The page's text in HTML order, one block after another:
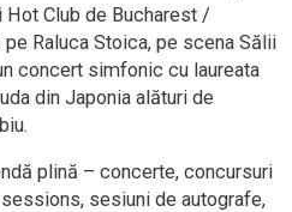
Hot Club de Bucharest /
Raluca Stoica, pe scena Sălii
concert simfonic cu laureata
din Japonia alături de
plină – concerte, concursuri
sesiuni de autografe,